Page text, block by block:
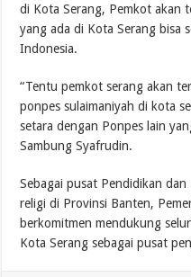
di Kota Serang, Pemkot akan
yang ada di Kota Serang bisa
Indonesia.
“Tentu pemkot serang akan
ponpes sulaimaniyah di kota
setara dengan Ponpes lain
Sambung Syafrudin.
Sebagai pusat Pendidikan
religi di Provinsi Banten,
berkomitmen mendukung
Kota Serang sebagai pusat